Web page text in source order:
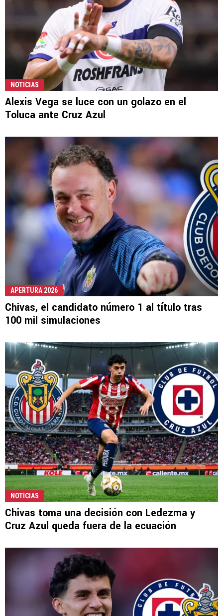
NOTICIAS
Alexis Vega se luce con un golazo en el
Toluca ante Cruz Azul
APERTURA 2026
Chivas, el candidato número 1 al título tras
100 mil simulaciones
NOTICIAS
Chivas toma una decisión con Ledezma y
Cruz Azul queda fuera de la ecuación